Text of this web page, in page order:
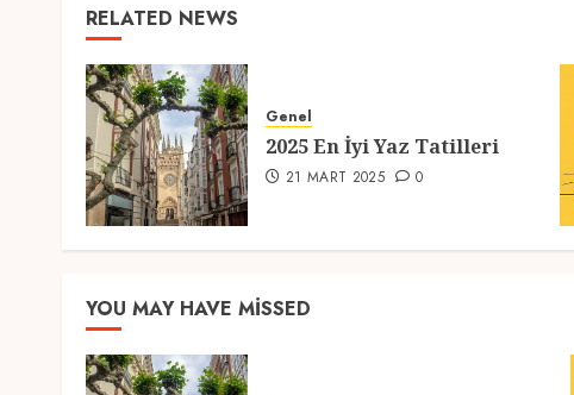
RELATED NEWS
Genel
2025 En İyi Yaz Tatilleri
21 MART 2025 0
YOU MAY HAVE MISSED